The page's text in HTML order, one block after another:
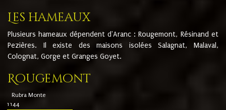
Les hameaux
Plusieurs hameaux dépendent d'Aranc : Rougemont, Résinand et
Pezières. Il existe des maisons isolées Salagnat, Malaval,
Colognat, Gorge et Granges Goyet.
Rougemont
Rubra Monte
1144